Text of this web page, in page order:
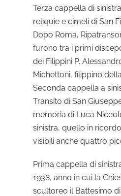
Terza cappella di
reliquie e cimeli di San
Dopo Roma,
furono tra i primi
dei Filippini P.
Michettoni, filippino
Seconda cappella a
Transito di San
memoria di Luca
sinistra, quello in
visibili anche quattro
Prima cappella di
1938, anno in cui la
scultoreo il Battesimo